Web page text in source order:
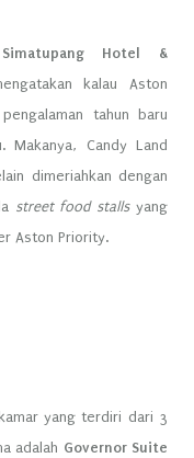
Hotel &
kalau Aston
tahun baru
Candy Land
dimeriahkan dengan
street food stallsyang
Aston Priority.
yang terdiri dari 3
adalah Governor Suite